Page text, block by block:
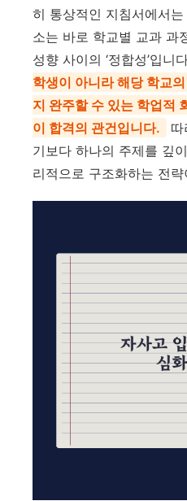
히 통상적인 지침서에서
소는 바로 학교별 교과 과
성향 사이의 ‘정합성’입니
학생이 아니라 해당 학교
지 완주할 수 있는 학업적
이 합격의 관건입니다.
기보다 하나의 주제를 깊
리적으로 구조화하는 전